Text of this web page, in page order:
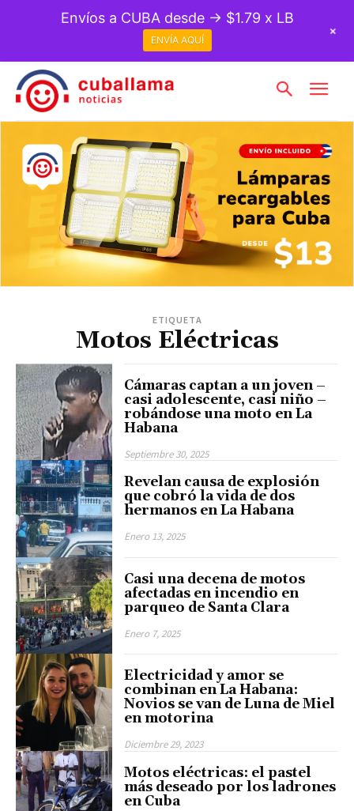
ETIQUETA
Motos Eléctricas
Cámaras captan a un joven –
casi adolescente, casi niño –
robándose una moto en La
Habana
Septiembre 30, 2025
Revelan causa de explosión
que cobró la vida de dos
hermanos en La Habana
Enero 13, 2025
Casi una decena de motos
afectadas en incendio en
parqueo de Santa Clara
Enero 7, 2025
Electricidad y amor se
combinan en La Habana:
Novios se van de Luna de Miel
en motorina
Diciembre 29, 2023
Motos eléctricas: el pastel
más deseado por los ladrones
en Cuba
Envíos a CUBA desde → $1.79 x LB
ENVÍA AQUÍ
+